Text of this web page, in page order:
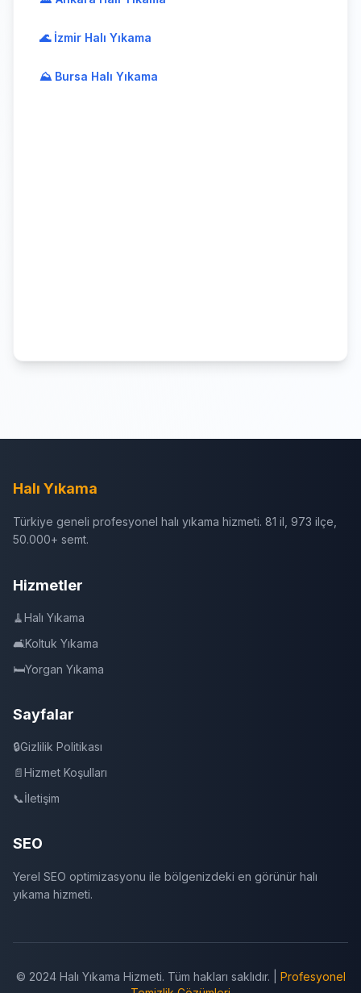
🌊 İzmir Halı Yıkama
⛰️ Bursa Halı Yıkama
Halı Yıkama
Türkiye geneli profesyonel halı yıkama hizmeti. 81 il, 973 ilçe,
50.000+ semt.
Hizmetler
🧹Halı Yıkama
🛋️Koltuk Yıkama
🛏️Yorgan Yıkama
Sayfalar
🔒Gizlilik Politikası
📄Hizmet Koşulları
📞İletişim
SEO
Yerel SEO optimizasyonu ile bölgenizdeki en görünür halı
yıkama hizmeti.
© 2024 Halı Yıkama Hizmeti. Tüm hakları saklıdır. | Profesyonel